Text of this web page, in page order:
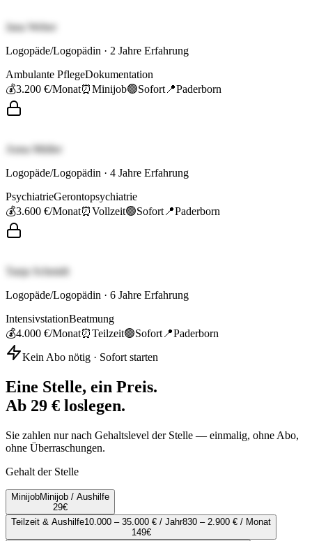
Jana Weber
Logopäde/Logopädin · 2 Jahre Erfahrung
Ambulante PflegeDokumentation
💰3.200 €/Monat⏰Minijob🟢Sofort 📍Paderborn
Anna Müller
Logopäde/Logopädin · 4 Jahre Erfahrung
PsychiatrieGerontopsychiatrie
💰3.600 €/Monat⏰Vollzeit🟢Sofort 📍Paderborn
Tanja Schmidt
Logopäde/Logopädin · 6 Jahre Erfahrung
IntensivstationBeatmung
💰4.000 €/Monat⏰Teilzeit🟢Sofort 📍Paderborn
Kein Abo nötig · Sofort starten
Eine Stelle, ein Preis.
Ab 29 € loslegen.
Sie zahlen nur nach Gehaltslevel der Stelle — einmalig, ohne Abo,
ohne Überraschungen.
Gehalt der Stelle
MinijobMinijob / Aushilfe
29€
Teilzeit & Aushilfe10.000 – 35.000 € / Jahr830 – 2.900 € / Monat
149€